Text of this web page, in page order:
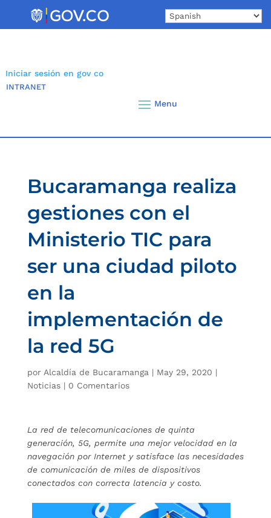
Iniciar sesión en gov co
INTRANET
Bucaramanga realiza
gestiones con el
Ministerio TIC para
ser una ciudad piloto
en la
implementación de
la red 5G
por Alcaldía de Bucaramanga | May 29, 2020 |
Noticias| 0 Comentarios
La red de telecomunicaciones de quinta
generación, 5G, permite una mejor velocidad en la
navegación por Internet y satisface las necesidades
de comunicación de miles de dispositivos
conectados con correcta latencia y costo.